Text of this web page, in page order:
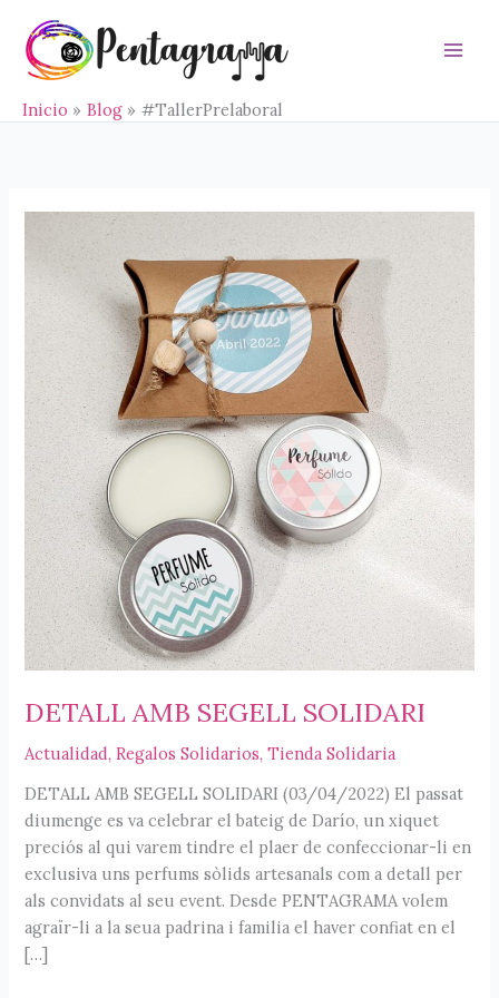
contenido
Inicio Blog #TallerPrelaboral
DETALL AMB SEGELL SOLIDARI
Actualidad,Regalos Solidarios,Tienda Solidaria
DETALL AMB SEGELL SOLIDARI (03/04/2022) El passat
diumenge es va celebrar el bateig de Darío, un xiquet
preciós al qui varem tindre el plaer de confeccionar-li en
exclusiva uns perfums sòlids artesanals com a detall per
als convidats al seu event. Desde PENTAGRAMA volem
agraïr-li a la seua padrina i familia el haver confiat en el
[…]